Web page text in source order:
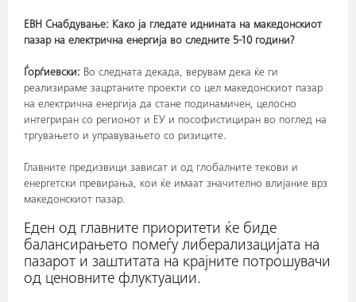
ЕВН Снабдување: Како ја гледате иднината на македонскиот
пазар на електрична енергија во следните 5-10 години?
Ѓорѓиевски: Во следната декада, верувам дека ќе ги
реализираме зацртаните проекти со цел македонскиот пазар
на електрична енергија да стане подинамичен, целосно
интегриран со регионот и ЕУ и пософистициран во поглед на
тргувањето и управувањето со ризиците.
Главните предизвици зависат и од глобалните текови и
енергетски превирања, кои ќе имаат значително влијание врз
македонскиот пазар.
Еден од главните приоритети ќе биде
балансирањето помеѓу либерализацијата на
пазарот и заштитата на крајните потрошувачи
од ценовните флуктуации.